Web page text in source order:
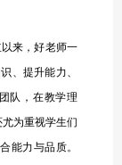
来，好老师一
、提升能力、
队，在教学理
为重视学生们
能力与品质。